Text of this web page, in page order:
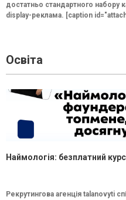
достатньо стандартного набору
display-реклама. [caption
Освіта
Наймологія: безплатний
Рекрутингова агенція talanovyti